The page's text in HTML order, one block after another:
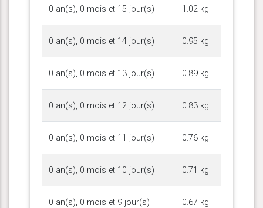
0 an(s), 0 mois et 15 jour(s) 1.02 kg
0 an(s), 0 mois et 14 jour(s) 0.95 kg
0 an(s), 0 mois et 13 jour(s) 0.89 kg
0 an(s), 0 mois et 12 jour(s) 0.83 kg
0 an(s), 0 mois et 11 jour(s) 0.76 kg
0 an(s), 0 mois et 10 jour(s) 0.71 kg
0 an(s), 0 mois et 9 jour(s) 0.67 kg